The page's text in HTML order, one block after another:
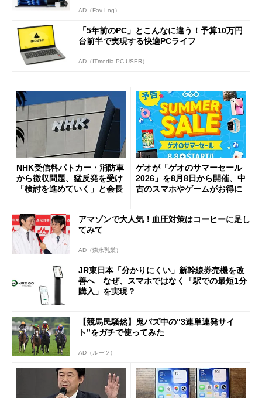
AD（Fav-Log）
「5年前のPC」とこんなに違う！予算10万円
台前半で実現する快適PCライフ
AD（ITmedia PC USER）
NHK受信料パトカー・消防車
から徴収問題、猛反発を受け
「検討を進めていく」と会長
ゲオが「ゲオのサマーセール
2026」を8月8日から開催、中
古のスマホやゲームがお得に
アマゾンで大人気！血圧対策はコーヒーに足し
てみて
AD（森永乳業）
JR東日本「分かりにくい」新幹線券売機を改
善へ なぜ、スマホではなく「駅での最短1分
購入」を実現？
【競馬民騒然】鬼バズ中の“3連単連発サイ
ト”をガチで使ってみた
AD（ルーツ）